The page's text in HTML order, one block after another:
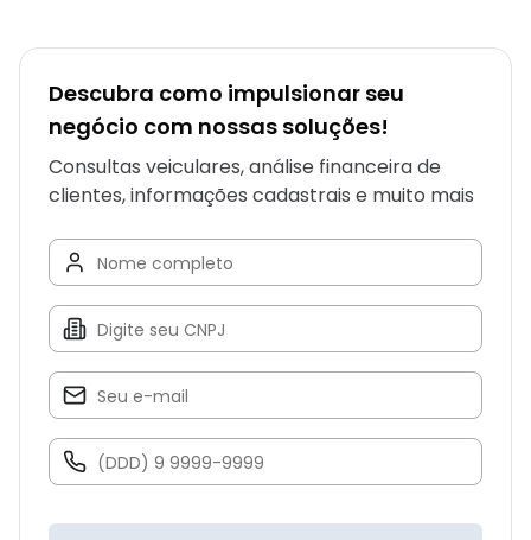
Descubra como impulsionar seu
negócio com nossas soluções!
Consultas veiculares, análise financeira de
clientes, informações cadastrais e muito mais